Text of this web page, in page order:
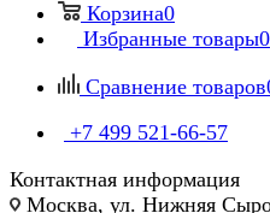
Корзина0
Избранные товары0
Сравнение товаров
+7 499 521-66-57
Контактная информация
Москва, ул. Нижняя